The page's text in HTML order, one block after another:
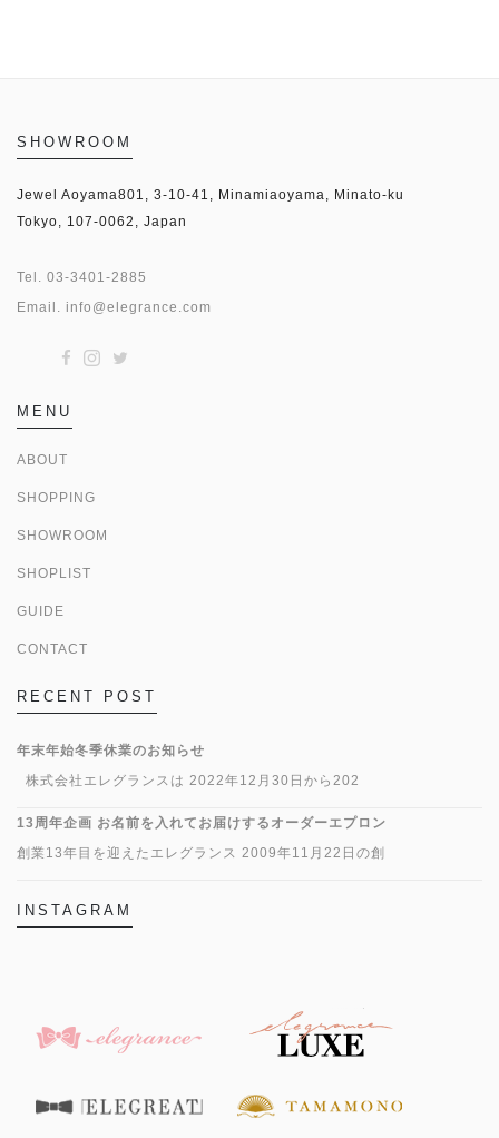
SHOWROOM
Jewel Aoyama801, 3-10-41, Minamiaoyama, Minato-ku
Tokyo, 107-0062, Japan
Tel. 03-3401-2885
Email. info@elegrance.com
MENU
ABOUT
SHOPPING
SHOWROOM
SHOPLIST
GUIDE
CONTACT
RECENT POST
年末年始冬季休業のお知らせ
株式会社エレグランスは 2022年12月30日から202
13周年企画 お名前を入れてお届けするオーダーエプロン
創業13年目を迎えたエレグランス 2009年11月22日の創
INSTAGRAM